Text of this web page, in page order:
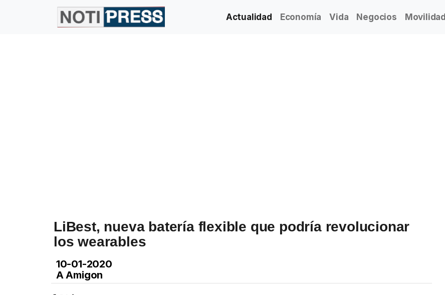
Actualidad Economía Vida Negocios Movilidad
LiBest, nueva batería flexible que podría revolucionar
los wearables
10-01-2020
A Amigon